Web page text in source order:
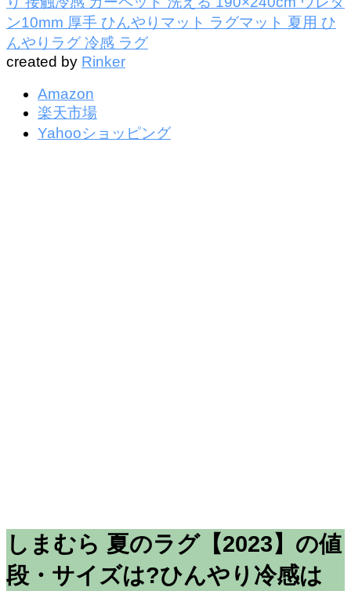
ン10mm 厚手 ひんやりマット ラグマット 夏用 ひ
んやりラグ 冷感 ラグ
created by Rinker
Amazon
楽天市場
Yahooショッピング
しまむら 夏のラグ【2023】の値
段・サイズは?ひんやり冷感は